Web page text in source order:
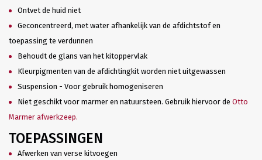
Ontvet de huid niet
Geconcentreerd, met water afhankelijk van de afdichtstof en
toepassing te verdunnen
Behoudt de glans van het kitoppervlak
Kleurpigmenten van de afdichtingkit worden niet uitgewassen
Suspension - Voor gebruik homogeniseren
Niet geschikt voor marmer en natuursteen. Gebruik hiervoor de Otto
Marmer afwerkzeep.
TOEPASSINGEN
Afwerken van verse kitvoegen